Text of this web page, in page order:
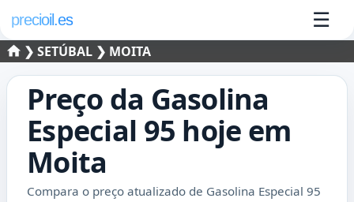
precioil.es ☰
❯SETÚBAL ❯ MOITA
Preço da Gasolina
Especial 95 hoje em
Moita
Compara o preço atualizado de Gasolina Especial 95